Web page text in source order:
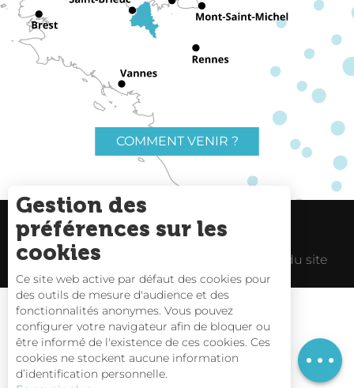
Prestations
COMMENT VENIR ?
Charte du voyageur Liens utiles
Espace Pro Plan du site
Carte interactive
Gestion des
préférences sur les
cookies
Ce site web active par défaut des cookies pour
des outils de mesure d'audience et des
fonctionnalités anonymes. Vous pouvez
configurer votre navigateur afin de bloquer ou
être informé de l'existence de ces cookies. Ces
cookies ne stockent aucune information
d’identification personnelle.